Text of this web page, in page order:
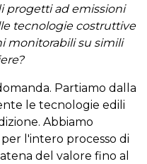
progetti ad emissioni
tecnologie costruttive
monitorabili su simili
Partiamo dalla
le tecnologie edili
Abbiamo
l'intero processo di
del valore fino al